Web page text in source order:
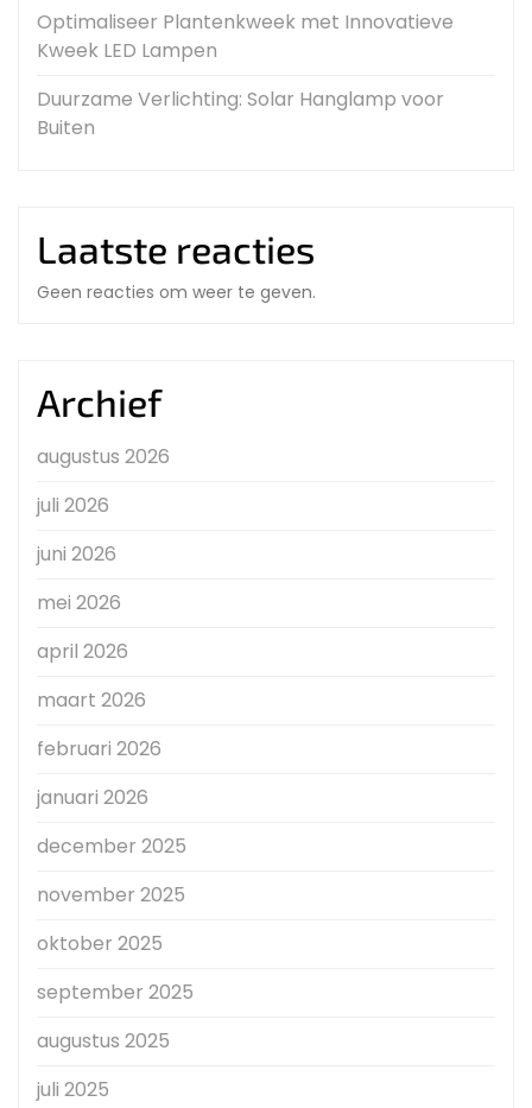
Optimaliseer Plantenkweek met Innovatieve
Kweek LED Lampen
Duurzame Verlichting: Solar Hanglamp voor
Buiten
Laatste reacties
Geen reacties om weer te geven.
Archief
augustus 2026
juli 2026
juni 2026
mei 2026
april 2026
maart 2026
februari 2026
januari 2026
december 2025
november 2025
oktober 2025
september 2025
augustus 2025
juli 2025